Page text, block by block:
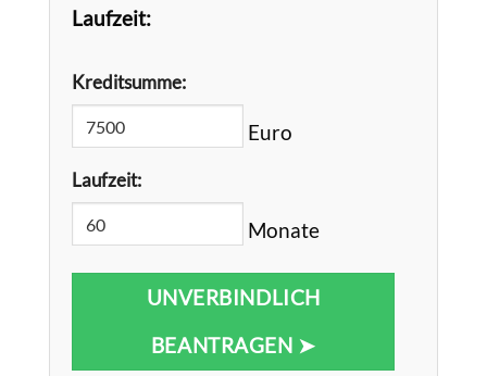
Laufzeit:
Kreditsumme:
Euro
Laufzeit:
Monate
UNVERBINDLICH
BEANTRAGEN ➤